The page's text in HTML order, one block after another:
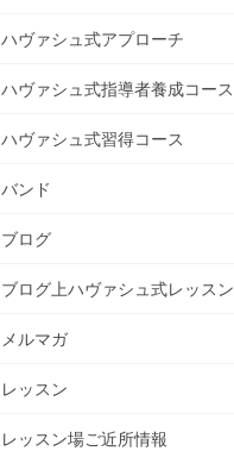
ハヴァシュ式アプローチ
ハヴァシュ式指導者養成コース
ハヴァシュ式習得コース
バンド
ブログ
ブログ上ハヴァシュ式レッスン
メルマガ
レッスン
レッスン場ご近所情報